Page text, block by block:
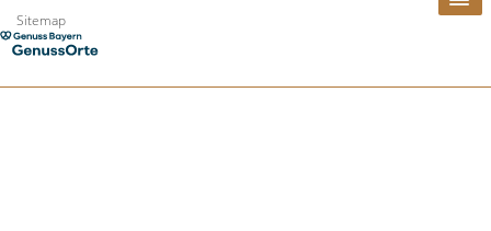
Zum
Inhalt
Sitemap